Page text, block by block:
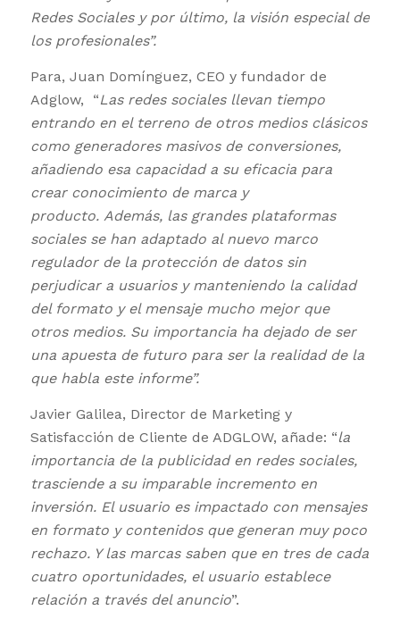
Redes Sociales y por último, la visión especial de
los profesionales”.
Para, Juan Domínguez, CEO y fundador de
Adglow, “Las redes sociales llevan tiempo
entrando en el terreno de otros medios clásicos
como generadores masivos de conversiones,
añadiendo esa capacidad a su eficacia para
crear conocimiento de marca y
producto. Además, las grandes plataformas
sociales se han adaptado al nuevo marco
regulador de la protección de datos sin
perjudicar a usuarios y manteniendo la calidad
del formato y el mensaje mucho mejor que
otros medios. Su importancia ha dejado de ser
una apuesta de futuro para ser la realidad de la
que habla este informe”.
Javier Galilea, Director de Marketing y
Satisfacción de Cliente de ADGLOW, añade: “la
importancia de la publicidad en redes sociales,
trasciende a su imparable incremento en
inversión. El usuario es impactado con mensajes
en formato y contenidos que generan muy poco
rechazo. Y las marcas saben que en tres de cada
cuatro oportunidades, el usuario establece
relación a través del anuncio”.